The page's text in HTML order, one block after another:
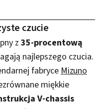
czucie
z 35-procentową
najlepszego czucia.
fabryceMizuno
miękkie
V-chassis